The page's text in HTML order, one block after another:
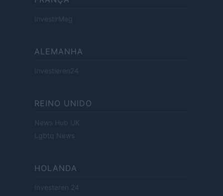
InvestirMag
ALEMANHA
Investieren24
REINO UNIDO
News Hub UK
Lgbtq News
HOLANDA
Investeren 24